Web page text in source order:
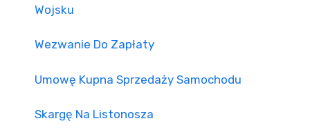
Wojsku
Wezwanie Do Zapłaty
Umowę Kupna Sprzedaży Samochodu
Skargę Na Listonosza